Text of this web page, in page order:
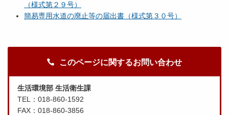
（様式第２９号）
簡易専用水道の廃止等の届出書（様式第３０号）
このページに関するお問い合わせ
生活環境部 生活衛生課
TEL：018-860-1592
FAX：018-860-3856